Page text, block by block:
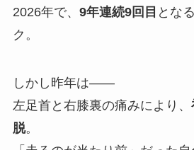
2026年で、 9年連続9回目 とな
ク。
しかし昨年は——
左足首と右膝裏の痛みにより、
脱。